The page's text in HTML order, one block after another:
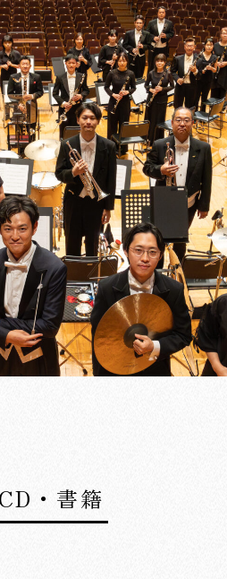
録
演奏会全記録
演奏会記録
イフルコンサート全記録
籍
ートプラン
メディア
コンサ
レイン
リンク
お問い
CD・書籍